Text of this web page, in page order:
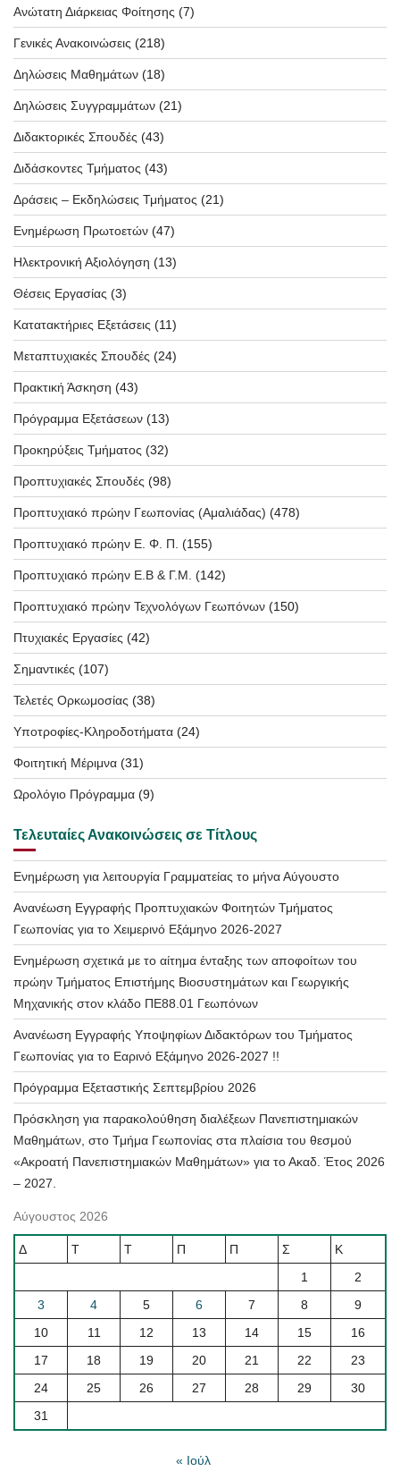
Ανώτατη Διάρκειας Φοίτησης (7)
Γενικές Ανακοινώσεις (218)
Δηλώσεις Μαθημάτων (18)
Δηλώσεις Συγγραμμάτων (21)
Διδακτορικές Σπουδές (43)
Διδάσκοντες Τμήματος (43)
Δράσεις – Εκδηλώσεις Τμήματος (21)
Ενημέρωση Πρωτοετών (47)
Ηλεκτρονική Αξιολόγηση (13)
Θέσεις Εργασίας (3)
Κατατακτήριες Εξετάσεις (11)
Μεταπτυχιακές Σπουδές (24)
Πρακτική Άσκηση (43)
Πρόγραμμα Εξετάσεων (13)
Προκηρύξεις Τμήματος (32)
Προπτυχιακές Σπουδές (98)
Προπτυχιακό πρώην Γεωπονίας (Αμαλιάδας) (478)
Προπτυχιακό πρώην Ε. Φ. Π. (155)
Προπτυχιακό πρώην Ε.Β & Γ.Μ. (142)
Προπτυχιακό πρώην Τεχνολόγων Γεωπόνων (150)
Πτυχιακές Εργασίες (42)
Σημαντικές (107)
Τελετές Ορκωμοσίας (38)
Υποτροφίες-Κληροδοτήματα (24)
Φοιτητική Μέριμνα (31)
Ωρολόγιο Πρόγραμμα (9)
Τελευταίες Ανακοινώσεις σε Τίτλους
Ενημέρωση για λειτουργία Γραμματείας το μήνα Αύγουστο
Ανανέωση Εγγραφής Προπτυχιακών Φοιτητών Τμήματος
Γεωπονίας για το Χειμερινό Εξάμηνο 2026-2027
Ενημέρωση σχετικά με το αίτημα ένταξης των αποφοίτων του
πρώην Τμήματος Επιστήμης Βιοσυστημάτων και Γεωργικής
Μηχανικής στον κλάδο ΠΕ88.01 Γεωπόνων
Ανανέωση Εγγραφής Υποψηφίων Διδακτόρων του Τμήματος
Γεωπονίας για το Εαρινό Εξάμηνο 2026-2027 !!
Πρόγραμμα Εξεταστικής Σεπτεμβρίου 2026
Πρόσκληση για παρακολούθηση διαλέξεων Πανεπιστημιακών
Μαθημάτων, στο Τμήμα Γεωπονίας στα πλαίσια του θεσμού
«Ακροατή Πανεπιστημιακών Μαθημάτων» για το Ακαδ. Έτος 2026
– 2027.
Αύγουστος 2026
Δ Τ Τ Π Π Σ
Κ
1
2
3
4 5 6 7 8
9
10
11 12 13 14 15
16
17
18 19 20 21 22
23
24
25 26 27 28 29
30
31
« Ιούλ